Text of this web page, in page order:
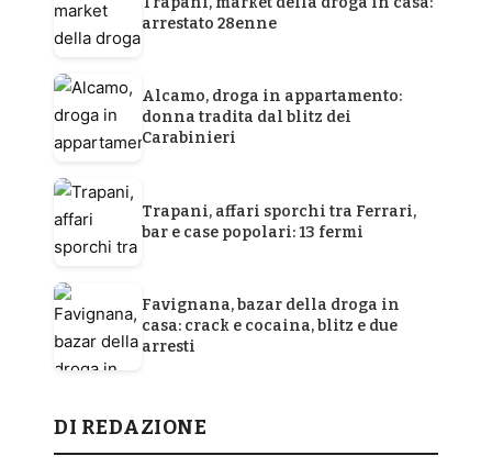
arrestato 28enne
Alcamo, droga in appartamento:
donna tradita dal blitz dei
Carabinieri
Trapani, affari sporchi tra Ferrari,
bar e case popolari: 13 fermi
Favignana, bazar della droga in
casa: crack e cocaina, blitz e due
arresti
DI REDAZIONE